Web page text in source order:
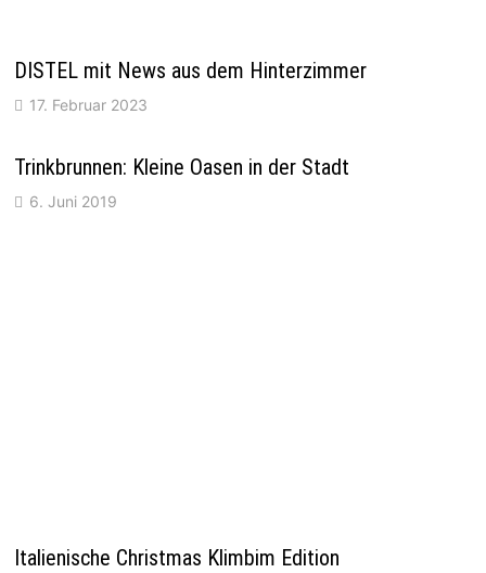
DISTEL mit News aus dem Hinterzimmer
17. Februar 2023
Trinkbrunnen: Kleine Oasen in der Stadt
6. Juni 2019
Italienische Christmas Klimbim Edition